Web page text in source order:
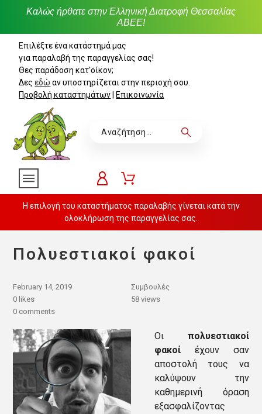
Καλώς ήρθατε στην Ελληνική Διατροφή Θεσσαλίας
ΑΒΕΕ!
Επιλέξτε ένα κατάστημά μας
για παραλαβή της παραγγελίας σας!
Θες παράδοση κατ'οίκον;
Δεςεδώ αν υποστηρίζεται στην περιοχή σου.
Προβολή καταστημάτων
Επικοινωνία
Η επιλογή του καταστήματος παραλαβής γίνεται κατά την
ολοκλήρωση της παραγγελίας σας.
Πολυεστιακοί φακοί
February 14, 2019
Συμβουλές
0 likes
58 views
0 comments
Οι πολυεστιακοί
φακοί έχουν σαν
αποστολή τους να
καλύψουν την
καθημερινή όραση
εξασφαλίζοντας